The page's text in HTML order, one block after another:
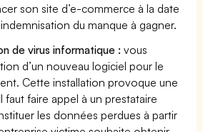
son site d’e-commerce à la date
du manque à gagner.
de virus informatique : vous
d’un nouveau logiciel pour le
Cette installation provoque une
faire appel à un prestataire
les données perdues à partir